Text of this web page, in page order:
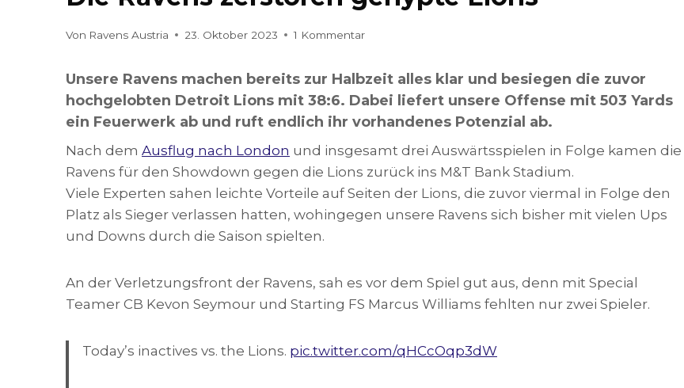
Von Ravens Austria 23. Oktober 2023 1 Kommentar
Unsere Ravens machen bereits zur Halbzeit alles klar und besiegen die zuvor
hochgelobten Detroit Lions mit 38:6. Dabei liefert unsere Offense mit 503 Yards
ein Feuerwerk ab und ruft endlich ihr vorhandenes Potenzial ab.
Nach dem Ausflug nach London und insgesamt drei Auswärtsspielen in Folge kamen die
Ravens für den Showdown gegen die Lions zurück ins M&T Bank Stadium.
Viele Experten sahen leichte Vorteile auf Seiten der Lions, die zuvor viermal in Folge den
Platz als Sieger verlassen hatten, wohingegen unsere Ravens sich bisher mit vielen Ups
und Downs durch die Saison spielten.
An der Verletzungsfront der Ravens, sah es vor dem Spiel gut aus, denn mit Special
Teamer CB Kevon Seymour und Starting FS Marcus Williams fehlten nur zwei Spieler.
Today’s inactives vs. the Lions. pic.twitter.com/qHCcOqp3dW